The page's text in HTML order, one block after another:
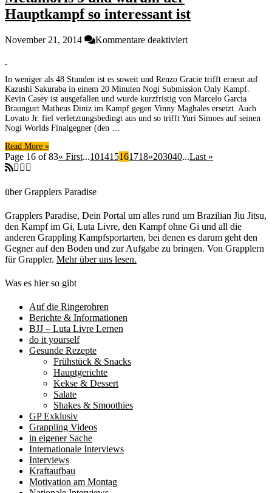
Hauptkampf so interessant ist
November 21, 2014 Kommentare deaktiviertfür
warum
der
Hauptkampf
so
In weniger als 48 Stunden ist es soweit und Renzo Gracie trifft erneut auf
Kazushi Sakuraba in einem 20 Minuten Nogi Submission Only Kampf.
Kevin Casey ist ausgefallen und wurde kurzfristig von Marcelo Garcia
Braungurt Matheus Diniz im Kampf gegen Vinny Maghales ersetzt. Auch
Lovato Jr. fiel verletztungsbedingt aus und so trifft Yuri Simoes auf seinen
Nogi Worlds Finalgegner (den …
Read More »
Page 16 of 83« First...101415161718»203040...Last »
über Grapplers Paradise
Grapplers Paradise, Dein Portal um alles rund um Brazilian Jiu Jitsu,
den Kampf im Gi, Luta Livre, den Kampf ohne Gi und all die
anderen Grappling Kampfsportarten, bei denen es darum geht den
Gegner auf den Boden und zur Aufgabe zu bringen. Von Grapplern
für Grappler. Mehr über uns lesen.
Was es hier so gibt
Auf die Ringerohren
Berichte & Informationen
BJJ – Luta Livre Lernen
do it yourself
Gesunde Rezepte
Frühstück & Snacks
Hauptgerichte
Kekse & Dessert
Salate
Shakes & Smoothies
GP Exklusiv
Grappling Videos
in eigener Sache
Internationale Interviews
Interviews
Kraftaufbau
Motivation am Montag